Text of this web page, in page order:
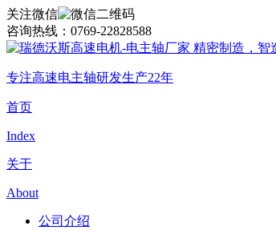
关注微信
咨询热线： 0769-22828588
精密制造，智
专注高速电主轴研发生产22年
首页
Index
关于
About
公司介绍